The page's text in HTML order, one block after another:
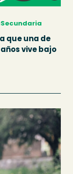
que una de
vive bajo